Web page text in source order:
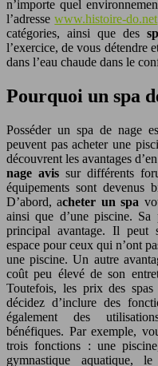
n’importe quel
l’adressewww.histoire-do.net
catégories, ainsi que des
l’exercice, de vous détendre
dans l’eau chaude dans le
Pourquoi un spa
Posséder un spa de nage
peuvent pas acheter une
découvrent les avantages
nage avissur différents
équipements sont devenus
D’abord, acheter un spa
ainsi que d’une piscine.
principal avantage. Il peut
espace pour ceux qui n’ont
une piscine. Un autre
coût peu élevé de son
Toutefois, les prix des
décidez d’inclure des
également des
bénéfiques. Par exemple,
trois fonctions : une
gymnastique aquatique,